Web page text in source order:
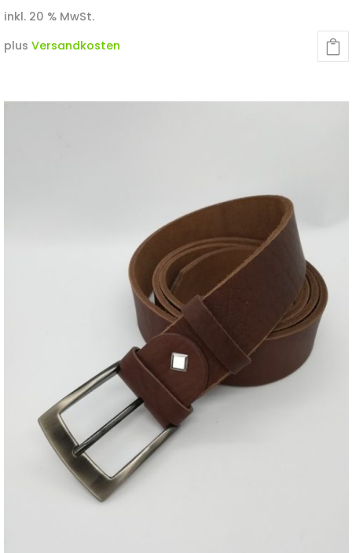
inkl. 20 % MwSt.
plus Versandkosten